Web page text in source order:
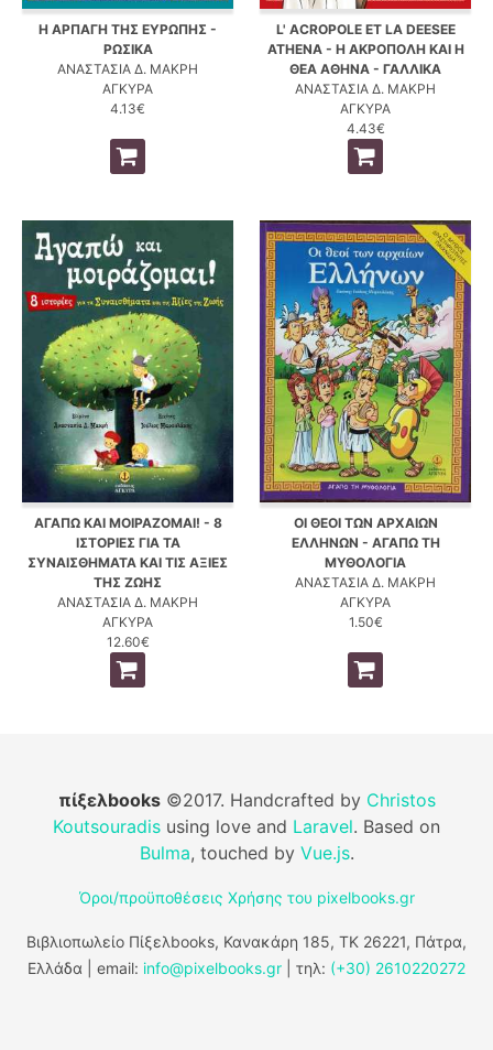
Η ΑΡΠΑΓΗ ΤΗΣ ΕΥΡΩΠΗΣ -
ΡΩΣΙΚΑ
ΑΝΑΣΤΑΣΙΑ Δ. ΜΑΚΡΗ
ΑΓΚΥΡΑ
4.13€
L' ACROPOLE ET LA DEESEE
ATHENA - Η ΑΚΡΟΠΟΛΗ ΚΑΙ Η
ΘΕΑ ΑΘΗΝΑ - ΓΑΛΛΙΚΑ
ΑΝΑΣΤΑΣΙΑ Δ. ΜΑΚΡΗ
ΑΓΚΥΡΑ
4.43€
ΑΓΑΠΩ ΚΑΙ ΜΟΙΡΑΖΟΜΑΙ! - 8
ΙΣΤΟΡΙΕΣ ΓΙΑ ΤΑ
ΣΥΝΑΙΣΘΗΜΑΤΑ ΚΑΙ ΤΙΣ ΑΞΙΕΣ
ΤΗΣ ΖΩΗΣ
ΑΝΑΣΤΑΣΙΑ Δ. ΜΑΚΡΗ
ΑΓΚΥΡΑ
12.60€
ΟΙ ΘΕΟΙ ΤΩΝ ΑΡΧΑΙΩΝ
ΕΛΛΗΝΩΝ - ΑΓΑΠΩ ΤΗ
ΜΥΘΟΛΟΓΙΑ
ΑΝΑΣΤΑΣΙΑ Δ. ΜΑΚΡΗ
ΑΓΚΥΡΑ
1.50€
πίξελbooks©2017. Handcrafted by Christos
Koutsouradis using love and Laravel. Based on
Bulma, touched by Vue.js.
Όροι/προϋποθέσεις Χρήσης του pixelbooks.gr
Βιβλιοπωλείο Πίξελbooks, Κανακάρη 185, ΤΚ 26221, Πάτρα,
Ελλάδα | email: info@pixelbooks.gr | τηλ: (+30) 2610220272